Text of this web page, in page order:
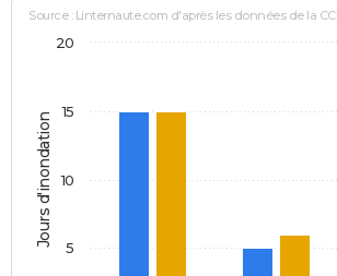
Jours d'inondation
Source : Linternaute.com d'après les données de la
5
10
15
20